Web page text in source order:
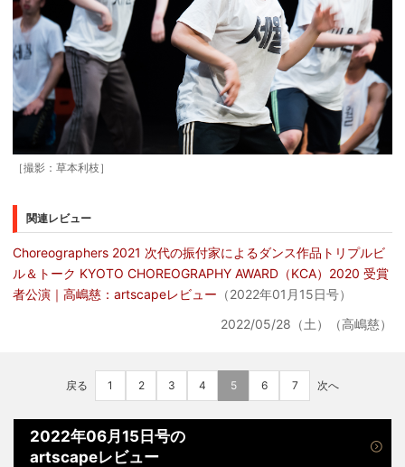
［撮影：草本利枝］
関連レビュー
Choreographers 2021 次代の振付家によるダンス作品トリプルビ
ル＆トーク KYOTO CHOREOGRAPHY AWARD（KCA）2020 受賞
者公演｜高嶋慈：artscapeレビュー （2022年01月15日号）
2022/05/28（土）（高嶋慈）
戻る 1 2 3 4 5 6 7 次へ
2022年06月15日号の
artscapeレビュー